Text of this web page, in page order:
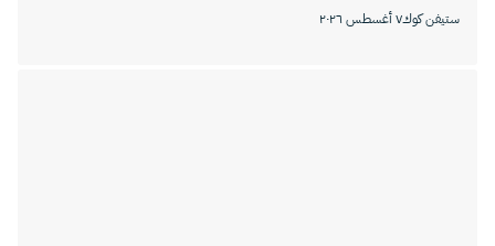
ستيفن كوك٧ أغسطس ٢٠٢٦